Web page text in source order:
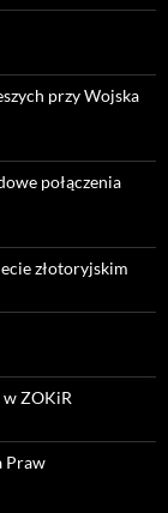
przy Wojska
połączenia
złotoryjskim
w ZOKiR
Praw